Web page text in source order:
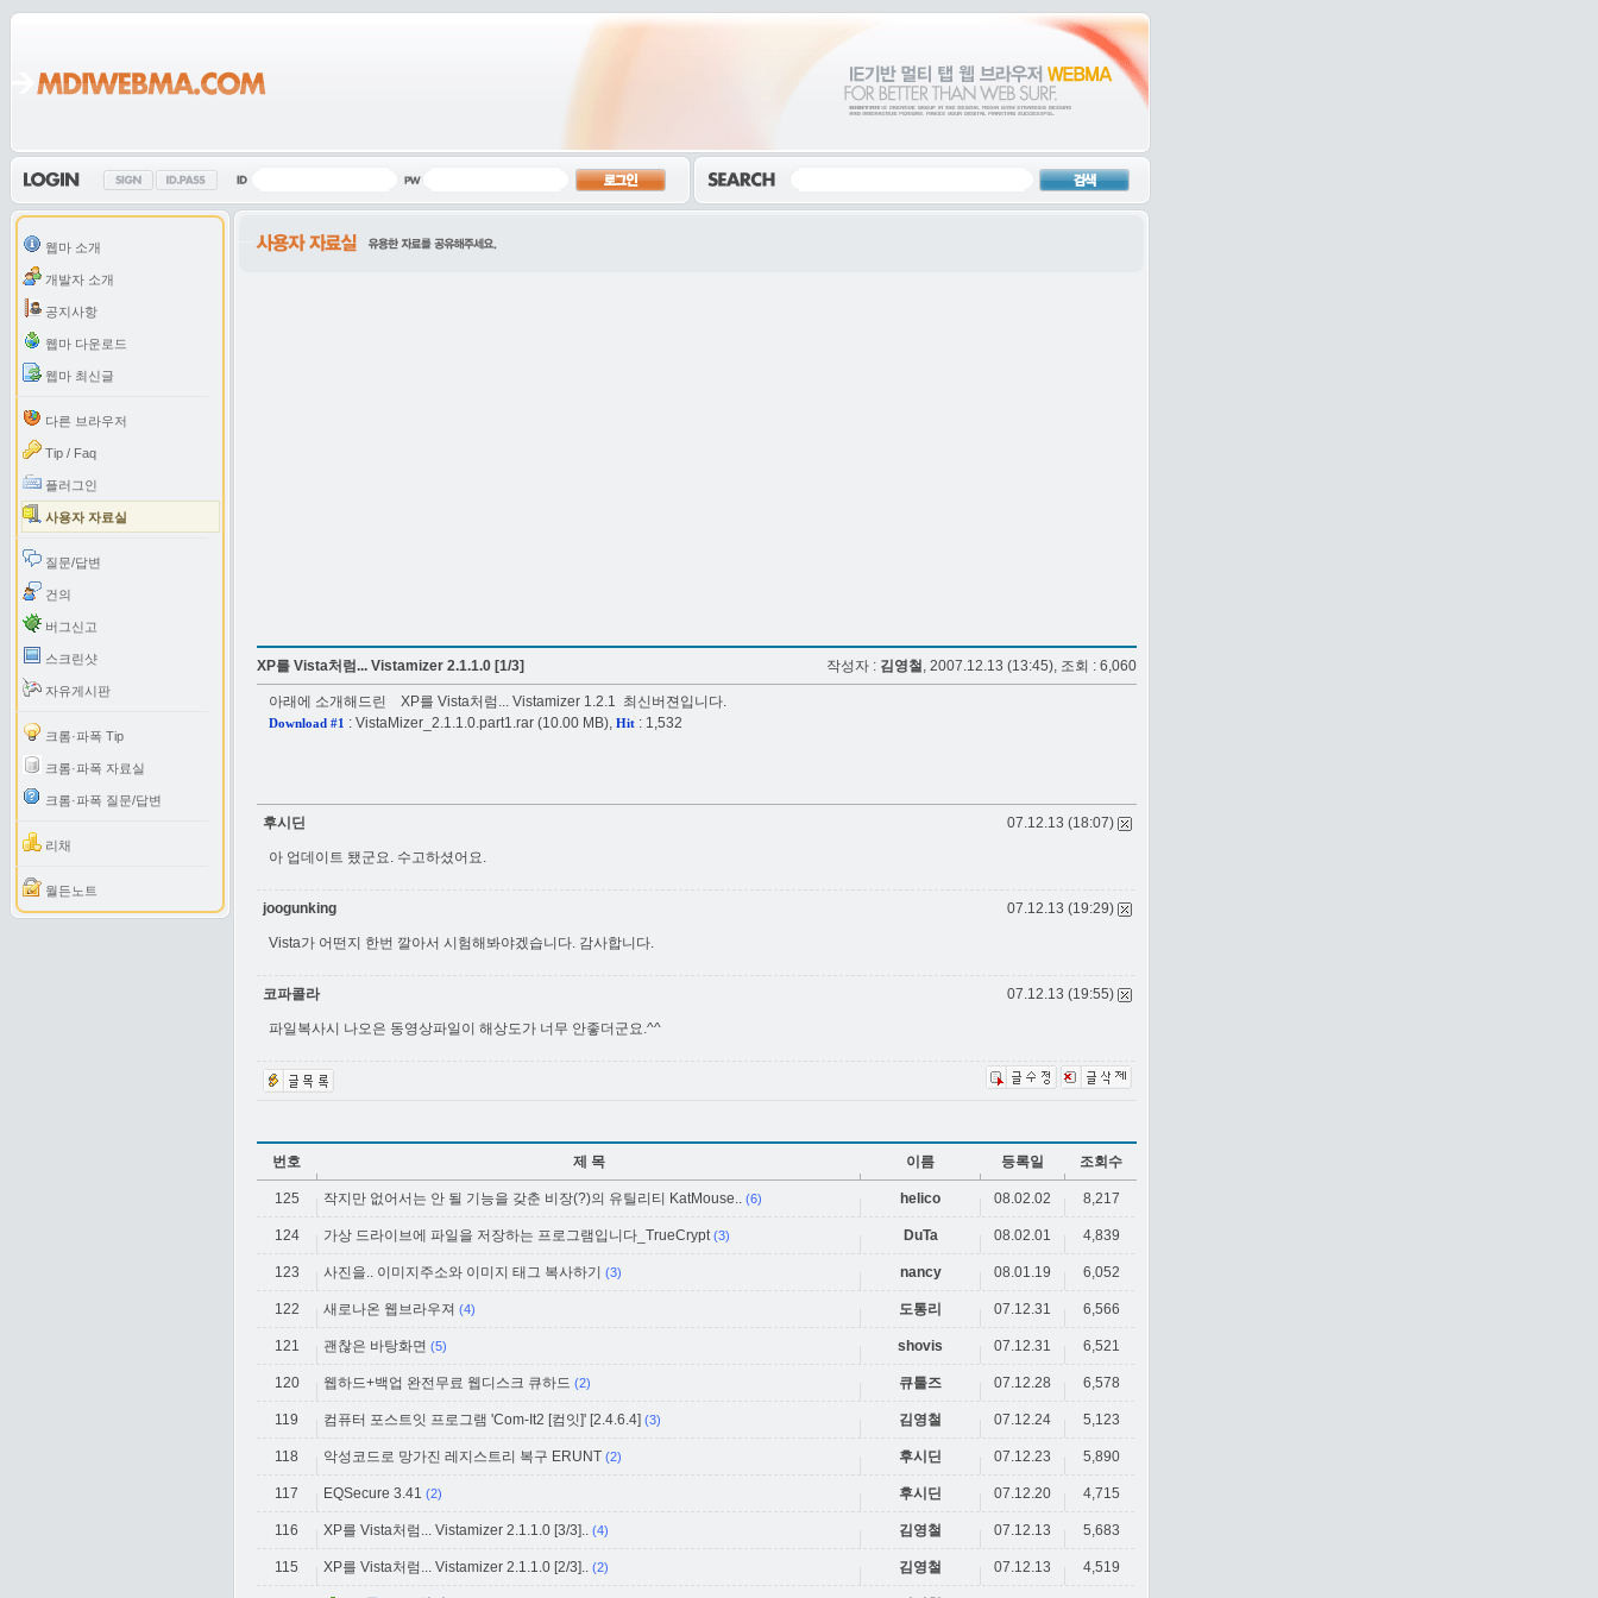
웹마 소개
개발자 소개
공지사항
웹마 다운로드
웹마 최신글
다른 브라우저
Tip / Faq
플러그인
사용자 자료실
질문/답변
건의
버그신고
스크린샷
자유게시판
크롬·파폭 Tip
크롬·파폭 자료실
크롬·파폭 질문/답변
리채
월든노트
XP를 Vista처럼... Vistamizer 2.1.1.0 [1/3] 작성자 : 김영철 , 2007.12.13 (13:45), 조회 : 6,060
아래에 소개해드린 XP를 Vista처럼... Vistamizer 1.2.1 최신버젼입니다.
Download #1 : VistaMizer_2.1.1.0.part1.rar (10.00 MB), Hit : 1,532
후시딘 07.12.13 (18:07)
아 업데이트 됐군요. 수고하셨어요.
joogunking 07.12.13 (19:29)
Vista가 어떤지 한번 깔아서 시험해봐야겠습니다. 감사합니다.
코파콜라 07.12.13 (19:55)
파일복사시 나오은 동영상파일이 해상도가 너무 안좋더군요.^^
번호 제 목 이름 등록일 조회수
125 작지만 없어서는 안 될 기능을 갖춘 비장(?)의 유틸리티 KatMouse.. (6) helico 08.02.02 8,217
124 가상 드라이브에 파일을 저장하는 프로그램입니다_TrueCrypt(3) DuTa 08.02.01 4,839
123 사진을.. 이미지주소와 이미지 태그 복사하기 (3) nancy 08.01.19 6,052
122 새로나온 웹브라우져 (4) 도통리 07.12.31 6,566
121 괜찮은 바탕화면 (5) shovis 07.12.31 6,521
120 웹하드+백업 완전무료 웹디스크 큐하드 (2) 큐툴즈 07.12.28 6,578
119 컴퓨터 포스트잇 프로그램 'Com-It2 [컴잇]' [2.4.6.4] (3) 김영철 07.12.24 5,123
118 악성코드로 망가진 레지스트리 복구 ERUNT (2) 후시딘 07.12.23 5,890
117 EQSecure 3.41 (2) 후시딘 07.12.20 4,715
116 XP를 Vista처럼... Vistamizer 2.1.1.0 [3/3].. (4) 김영철 07.12.13 5,683
115 XP를 Vista처럼... Vistamizer 2.1.1.0 [2/3].. (2) 김영철 07.12.13 4,519